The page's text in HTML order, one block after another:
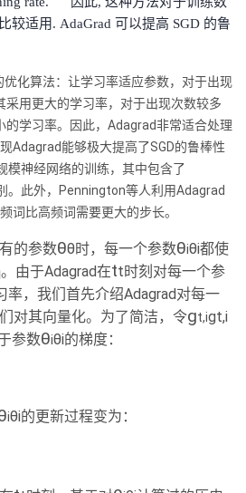
较适用. AdaGrad 可以提高 SGD 的鲁
化算法：让学习率适应参数，对于出现
采用更大的学习率，对于出现次数较多
的学习率。因此，Adagrad非常适合处理
Adagrad能够极大提高了SGD的鲁棒性
模神经网络的训练，其中包含了
。此外，Pennington等人利用Adagrad
词比高频词需要更大的步长。
的参数θθ时，每一个参数θiθi都使
由于Adagrad在tt时刻对每一个参
率，我们首先介绍Adagrad对每一
对其向量化。为了简洁，令gt,igt,i
参数θiθi的梯度：
iθi的更新过程变为：